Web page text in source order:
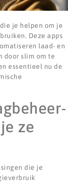
je helpen om je
Deze apps
laad- en
door slim om te
essentieel nu de
ze
die je